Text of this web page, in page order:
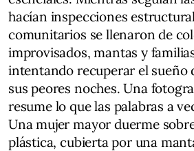
hacían inspecciones
comunitarios se llenaron de
improvisados, mantas y
intentando recuperar el sueño
sus peores noches. Una
resume lo que las palabras a
Una mujer mayor duerme
plástica, cubierta por una